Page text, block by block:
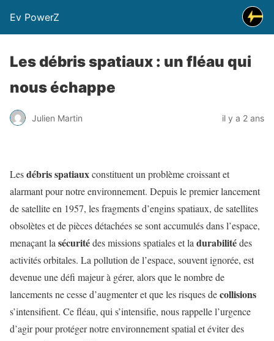
Ev PowerZ
Les débris spatiaux : un fléau qui
nous échappe
Julien Martin il y a 2 ans
Lesdébris spatiauxconstituent un problème croissant et
alarmant pour notre environnement. Depuis le premier lancement
de satellite en 1957, les fragments d’engins spatiaux, de satellites
obsolètes et de pièces détachées se sont accumulés dans l’espace,
menaçant la sécuritédes missions spatiales et la durabilitédes
activités orbitales. La pollution de l’espace, souvent ignorée, est
devenue une défi majeur à gérer, alors que le nombre de
lancements ne cesse d’augmenter et que les risques decollisions
s’intensifient. Ce fléau, qui s’intensifie, nous rappelle l’urgence
d’agir pour protéger notre environnement spatial et éviter des